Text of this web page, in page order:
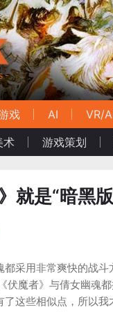
戏 AI VR/
术 游戏策划
就是“暗黑
都采用非常爽快的战
伏魔者》与倩女幽魂
了这些相似点，所以